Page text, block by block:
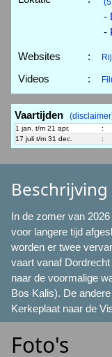
-
-
Websites :
Videos :
Vaartijden
1 jan. t/m 21 apr. :
17 juli t/m 31 dec.
:
Beschrijving
In de zomer van
voor langere tijd
worden er twee
vaart vanaf
naar de voormalige
Bos Kalis). De
Kerkeplaat naar de
Foto's